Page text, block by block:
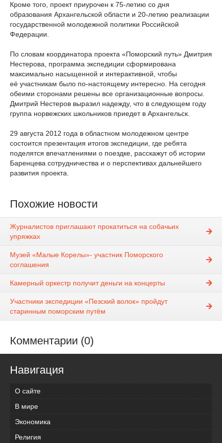
Кроме того, проект приурочен к 75-летию со дня
образования Архангельской области и 20-летию реализации
государственной молодежной политики Российской
Федерации.
По словам координатора проекта «Поморский путь» Дмитрия
Нестерова, программа экспедиции сформирована
максимально насыщенной и интерактивной, чтобы
её участникам было по-настоящему интересно. На сегодня
обеими сторонами решены все организационные вопросы.
Дмитрий Нестеров выразил надежду, что в следующем году
группа норвежских школьников приедет в Архангельск.
29 августа 2012 года в областном молодежном центре
состоится презентация итогов экспедиции, где ребята
поделятся впечатлениями о поездке, расскажут об истории
Баренцева сотрудничества и о перспективах дальнейшего
развития проекта.
Похожие новости
Журналистов приглашают прокатиться на собачьих
упряжках
Музей «Малые Корелы»- участник Поморского
соглашения
Камерный оркестр получит деньги на концерты
Участники экспедиции «Пезский волок» пройдут
старинным поморским путём
Комментарии (0)
Навигация
О сайте
В мире
Экономика
Религия